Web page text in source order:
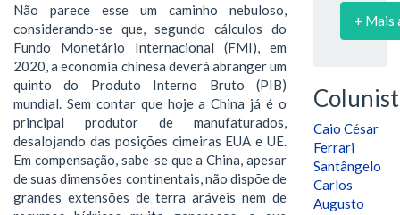
Não parece esse um caminho nebuloso,
considerando-se que, segundo cálculos do
Fundo Monetário Internacional (FMI), em
2020, a economia chinesa deverá abranger um
quinto do Produto Interno Bruto (PIB)
mundial. Sem contar que hoje a China já é o
principal produtor de manufaturados,
desalojando das posições cimeiras EUA e UE.
Em compensação, sabe-se que a China, apesar
de suas dimensões continentais, não dispõe de
grandes extensões de terra aráveis nem de
+ Mais
Caio César
Ferrari
Santângelo
Carlos
Augusto